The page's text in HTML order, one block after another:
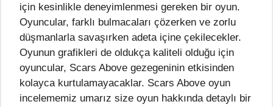
için kesinlikle deneyimlenmesi gereken bir oyun.
Oyuncular, farklı bulmacaları çözerken ve zorlu
düşmanlarla savaşırken adeta içine çekilecekler.
Oyunun grafikleri de oldukça kaliteli olduğu için
oyuncular, Scars Above gezegeninin etkisinden
kolayca kurtulamayacaklar. Scars Above oyun
incelememiz umarız size oyun hakkında detaylı bir